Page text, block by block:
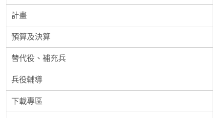
計畫
預算及決算
替代役、補充兵
兵役輔導
下載專區